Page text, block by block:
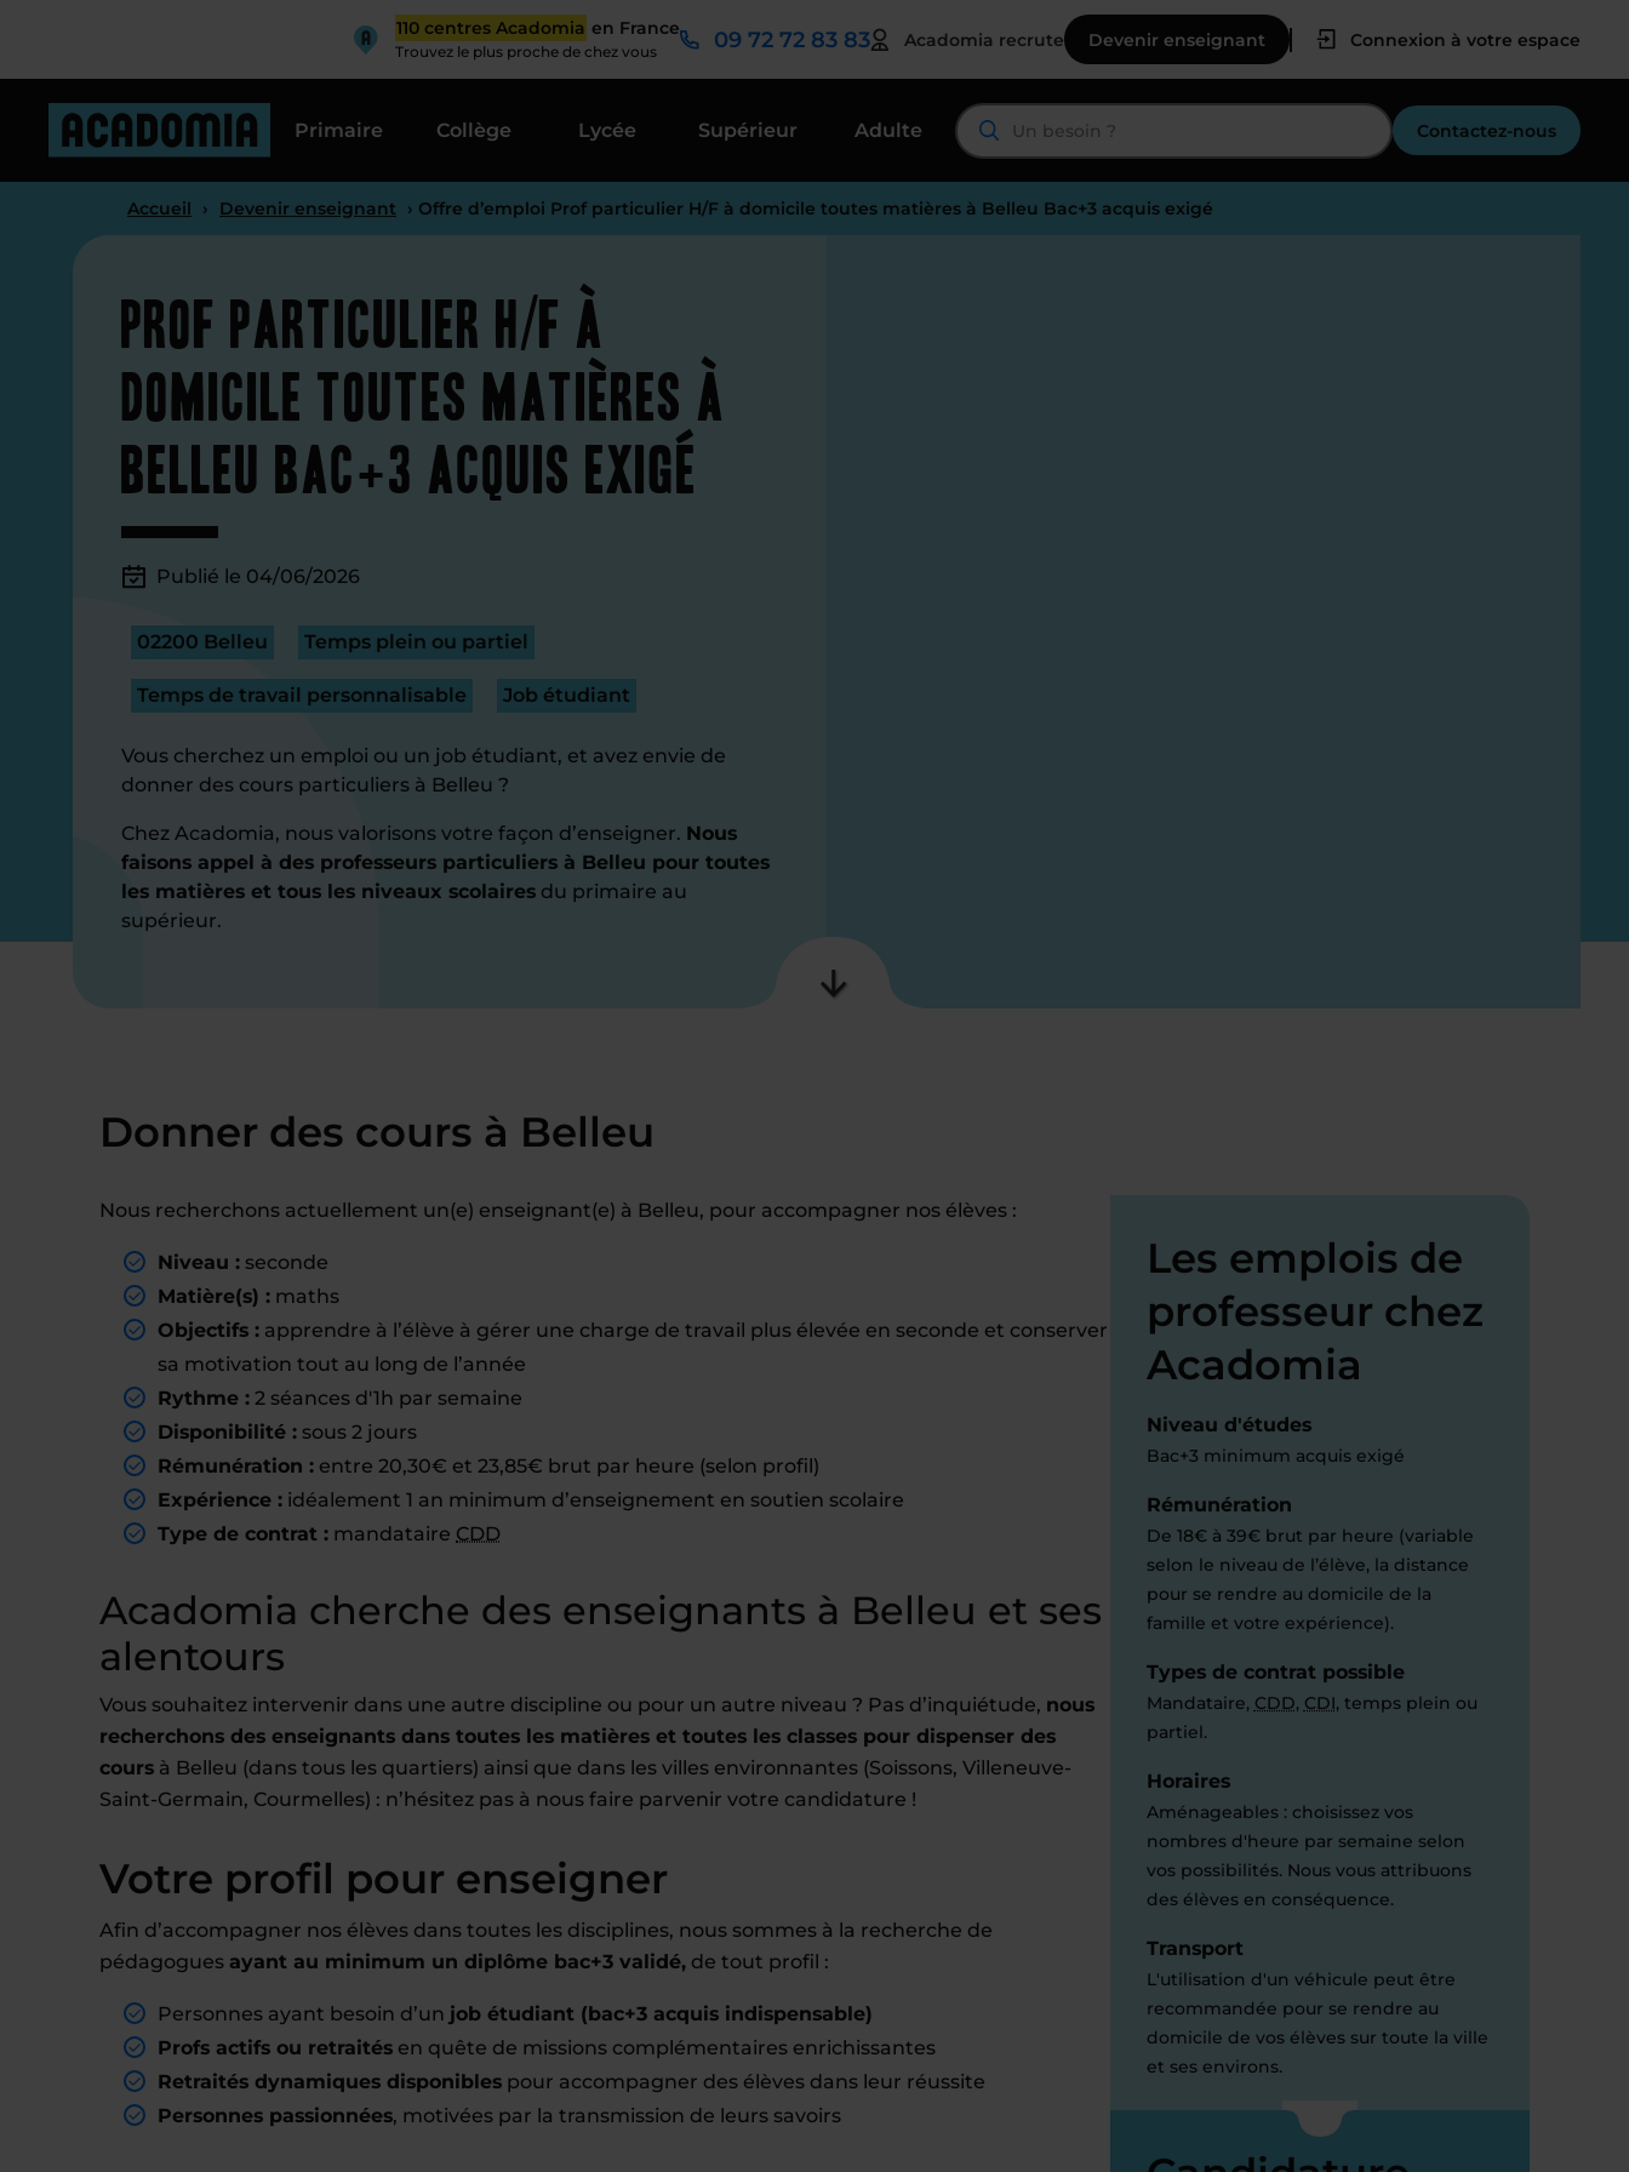
110 centres Acadomia en France
Trouvez le plus proche de chez vous 09 72 72 83 83 Acadomia recrute Devenir enseignant Connexion à votre espace
Primaire Collège Lycée Supérieur Adulte Contactez-nous
Accueil › Devenir enseignant › Offre d’emploi Prof particulier H/F à domicile toutes matières à Belleu Bac+3 acquis exigé
Prof particulier H/F à
domicile toutes matières à
Belleu Bac+3 acquis exigé
Publié le 04/06/2026
02200 Belleu Temps plein ou partiel
Temps de travail personnalisable Job étudiant
Vous cherchez un emploi ou un job étudiant, et avez envie de
donner des cours particuliers à Belleu ?
Chez Acadomia, nous valorisons votre façon d’enseigner. Nous
faisons appel à des professeurs particuliers à Belleu pour toutes
les matières et tous les niveaux scolaires du primaire au
supérieur.
Donner des cours à Belleu
Nous recherchons actuellement un(e) enseignant(e) à Belleu, pour accompagner nos élèves :
Niveau : seconde
Matière(s) : maths
Objectifs : apprendre à l’élève à gérer une charge de travail plus élevée en seconde et conserver
sa motivation tout au long de l’année
Rythme : 2 séances d'1h par semaine
Disponibilité : sous 2 jours
Rémunération : entre 20,30€ et 23,85€ brut par heure (selon profil)
Expérience : idéalement 1 an minimum d’enseignement en soutien scolaire
Type de contrat : mandataire CDD
Acadomia cherche des enseignants à Belleu et ses
alentours
Vous souhaitez intervenir dans une autre discipline ou pour un autre niveau ? Pas d’inquiétude, nous
recherchons des enseignants dans toutes les matières et toutes les classes pour dispenser des
cours à Belleu (dans tous les quartiers) ainsi que dans les villes environnantes (Soissons, Villeneuve-
Saint-Germain, Courmelles) : n’hésitez pas à nous faire parvenir votre candidature !
Votre profil pour enseigner
Afin d’accompagner nos élèves dans toutes les disciplines, nous sommes à la recherche de
pédagogues ayant au minimum un diplôme bac+3 validé, de tout profil :
Personnes ayant besoin d’un job étudiant (bac+3 acquis indispensable)
Profs actifs ou retraités en quête de missions complémentaires enrichissantes
Retraités dynamiques disponibles pour accompagner des élèves dans leur réussite
Personnes passionnées, motivées par la transmission de leurs savoirs
Les emplois de
professeur chez
Acadomia
Niveau d'études
Bac+3 minimum acquis exigé
Rémunération
De 18€ à 39€ brut par heure (variable
selon le niveau de l’élève, la distance
pour se rendre au domicile de la
famille et votre expérience).
Types de contrat possible
Mandataire, CDD, CDI, temps plein ou
partiel.
Horaires
Aménageables : choisissez vos
nombres d'heure par semaine selon
vos possibilités. Nous vous attribuons
des élèves en conséquence.
Transport
L'utilisation d'un véhicule peut être
recommandée pour se rendre au
domicile de vos élèves sur toute la ville
et ses environs.